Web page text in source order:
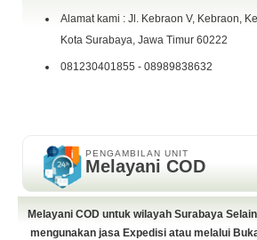
Alamat kami : Jl. Kebraon V, Kebraon,
Kota Surabaya, Jawa Timur 60222
081230401855 - 08989838632
PENGAMBILAN UNIT
Melayani COD
Melayani COD untuk wilayah Surabaya
mengunakan jasa Expedisi atau melalui